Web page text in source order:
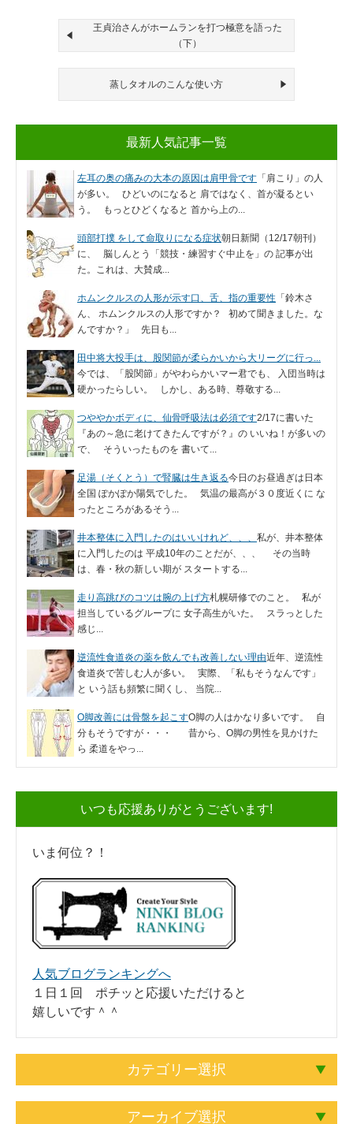
王貞治さんがホームランを打つ極意を語った
（下）
蒸しタオルのこんな使い方
最新人気記事一覧
左耳の奥の痛みの大本の原因は肩甲骨です 「肩こり」の人
が多い。 ひどいのになると 肩ではなく、首が凝るとい
う。 もっとひどくなると 首から上の...
頭部打撲 をして命取りになる症状朝日新聞（12/17朝刊）
に、 脳しんとう「競技・練習すぐ中止を」の 記事が出
た。これは、大賛成...
ホムンクルスの人形が示す口、舌、指の重要性 「鈴木さ
ん、 ホムンクルスの人形ですか？ 初めて聞きました。な
んですか？」 先日も...
田中将大投手は、股関節が柔らかいから大リーグに行っ...
今では、「股関節」がやわらかいマー君でも、 入団当時は
硬かったらしい。 しかし、ある時、尊敬する...
つややかボディに、仙骨呼吸法は必須です2/17に書いた
『あの～急に老けてきたんですが？』の いいね！が多いの
で、 そういったものを 書いて...
足湯（そくとう）で腎臓は生き返る今日のお昼過ぎは日本
全国 ぽかぽか陽気でした。 気温の最高が３０度近くに な
ったところがあるそう...
井本整体に入門したのはいいけれど、、、 私が、井本整体
に入門したのは 平成10年のことだが、、、 その当時
は、春・秋の新しい期が スタートする...
走り高跳びのコツは腕の上げ方札幌研修でのこと。 私が
担当しているグループに 女子高生がいた。 スラっとした
感じ...
逆流性食道炎の薬を飲んでも改善しない理由近年、逆流性
食道炎で苦しむ人が多い。 実際、「私もそうなんです」
と いう話も頻繁に聞くし、 当院...
O脚改善には骨盤を起こすO脚の人はかなり多いです。 自
分もそうですが・・・ 昔から、O脚の男性を見かけた
ら 柔道をやっ...
いつも応援ありがとうございます!
いま何位？！
人気ブログランキングへ
１日１回 ポチッと応援いただけると
嬉しいです＾＾
カテゴリー選択
アーカイブ選択